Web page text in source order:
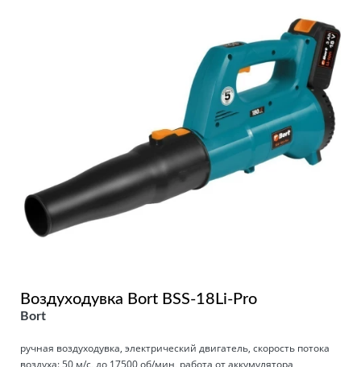
Воздуходувка Bort BSS-18Li-Pro
Bort
ручная воздуходувка, электрический двигатель, скорость потока
воздуха: 50 м/с, до 17500 об/мин, работа от аккумулятора